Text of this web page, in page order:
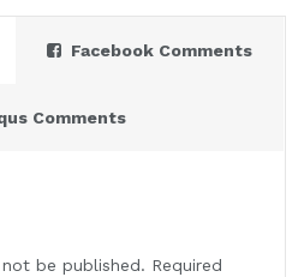
Facebook Comments
Comments
be published. Required